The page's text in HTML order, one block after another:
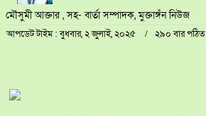
মৌসুমী আক্তার , সহ- বার্তা সম্পাদক, মুক্তাঙ্গঁন নিউজ
আপডেট টাইম : বুধবার, ২ জুলাই, ২০২৫ ২৯০ বার পঠিত